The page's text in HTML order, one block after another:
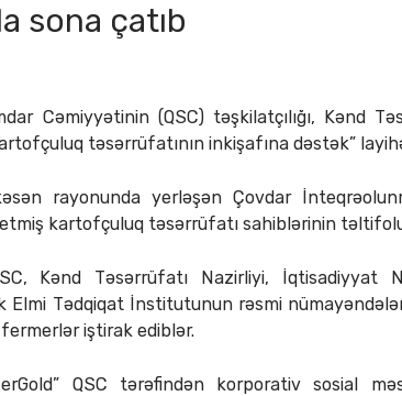
sona çatıb
Cəmiyyətinin (QSC) təşkilatçılığı, Kənd
təsərrüfatının inkişafına dəstək”
rayonunda yerləşən Çovdar
kartofçuluq təsərrüfatı sahiblərinin
Kənd Təsərrüfatı Nazirliyi, İqtisadiyyat
Elmi Tədqiqat İnstitutunun rəsmi
iştirak ediblər.
QSC tərəfindən korporativ sosial